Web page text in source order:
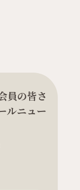
員の皆さ
ルニュー